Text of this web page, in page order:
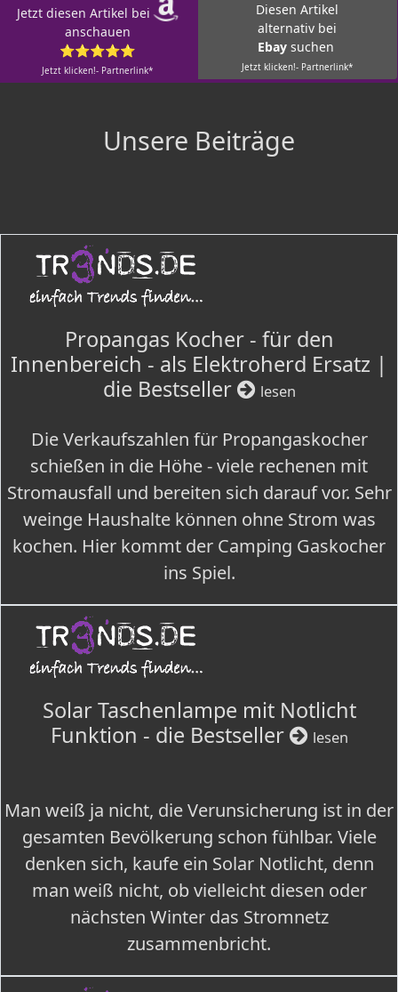
Jetzt diesen Artikel bei
anschauen
⭐⭐⭐⭐⭐
Jetzt klicken!- Partnerlink*
Diesen Artikel
alternativ bei
Ebay suchen
Jetzt klicken!- Partnerlink*
Unsere Beiträge
Propangas Kocher - für den
Innenbereich - als Elektroherd Ersatz |
die Bestseller
lesen
Die Verkaufszahlen für Propangaskocher
schießen in die Höhe - viele rechenen mit
Stromausfall und bereiten sich darauf vor. Sehr
weinge Haushalte können ohne Strom was
kochen. Hier kommt der Camping Gaskocher
ins Spiel.
Solar Taschenlampe mit Notlicht
Funktion - die Bestseller
lesen
Man weiß ja nicht, die Verunsicherung ist in der
gesamten Bevölkerung schon fühlbar. Viele
denken sich, kaufe ein Solar Notlicht, denn
man weiß nicht, ob vielleicht diesen oder
nächsten Winter das Stromnetz
zusammenbricht.